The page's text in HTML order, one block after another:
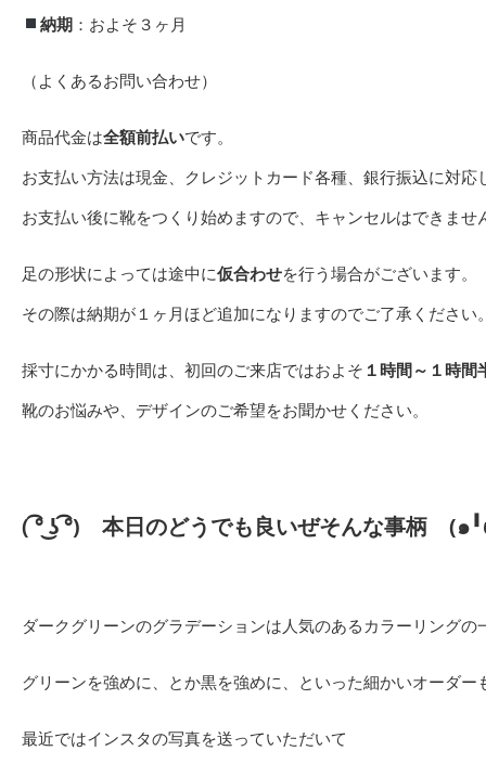
納期 ：およそ３ヶ月
（よくあるお問い合わせ）
商品代金は全額前払いです。
お支払い方法は現金、クレジットカード各種、銀行振込に対応
お支払い後に靴をつくり始めますので、キャンセルはできませ
足の形状によっては途中に仮合わせを行う場合がございます。
その際は納期が１ヶ月ほど追加になりますのでご了承ください
採寸にかかる時間は、初回のご来店ではおよそ １時間～１時間
靴のお悩みや、デザインのご希望をお聞かせください。
( ͡° ͜ʖ ͡°) 本日のどうでも良いぜそんな事柄 (๑
ダークグリーンのグラデーションは人気のあるカラーリングの
グリーンを強めに、とか黒を強めに、といった細かいオーダー
最近ではインスタの写真を送っていただいて